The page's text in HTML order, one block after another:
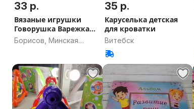
33 р.
Вязаные игрушки
Говорушка Варежка
(НА ЗАКАЗ)
Борисов, Минская
35 р.
Каруселька детская
для кроватки
Витебск